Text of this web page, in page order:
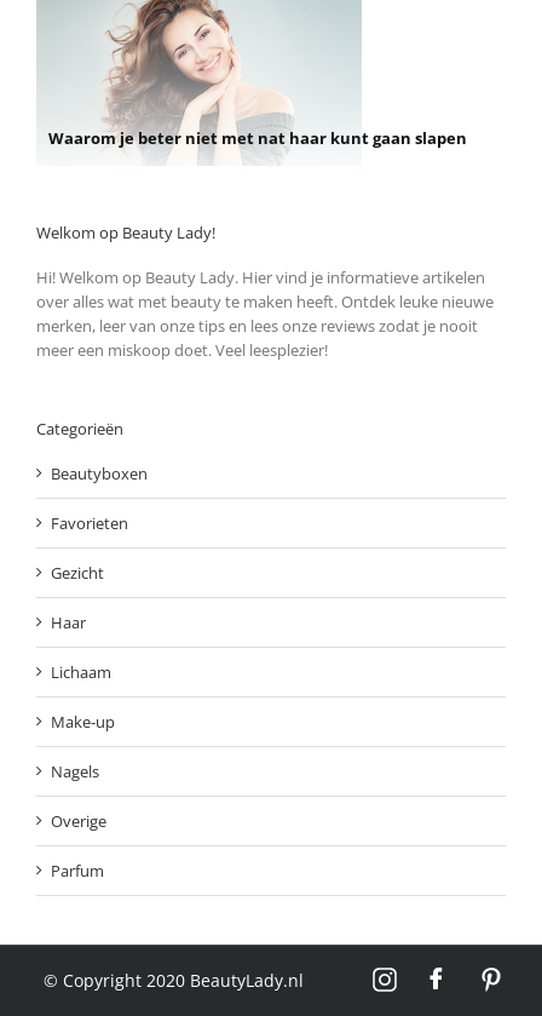
Waarom je beter niet met nat haar kunt gaan slapen
Welkom op Beauty Lady!
Hi! Welkom op Beauty Lady. Hier vind je informatieve artikelen
over alles wat met beauty te maken heeft. Ontdek leuke nieuwe
merken, leer van onze tips en lees onze reviews zodat je nooit
meer een miskoop doet. Veel leesplezier!
Categorieën
Beautyboxen
Favorieten
Gezicht
Haar
Lichaam
Make-up
Nagels
Overige
Parfum
© Copyright 2020 BeautyLady.nl